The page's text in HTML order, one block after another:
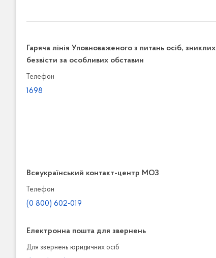
Гаряча лінія Уповноваженого з питань осіб, зниклих
безвісти за особливих обставин
Телефон
1698
Всеукраїнський контакт-центр МОЗ
Телефон
(0 800) 602-019
Електронна пошта для звернень
Для звернень юридичних осiб